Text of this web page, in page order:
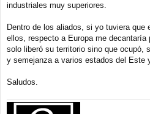
industriales muy superiores.
Dentro de los aliados, si yo tuviera que
ellos, respecto a Europa me
solo liberó su territorio sino que ocupó,
y semejanza a varios estados del Este
Saludos.